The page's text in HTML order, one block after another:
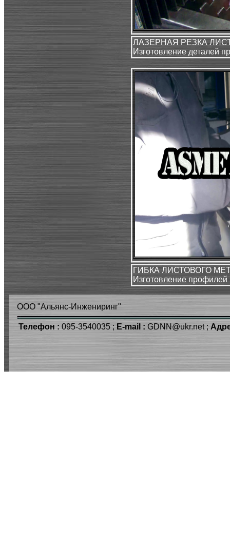
ЛАЗЕРНАЯ РЕЗКА
Изготовление деталей
ГИБКА ЛИСТОВОГО
Изготовление профилей
ООО "Альянс-Инжениринг"
Телефон : 095-3540035 ; E-mail : GDNN@ukr.net ;